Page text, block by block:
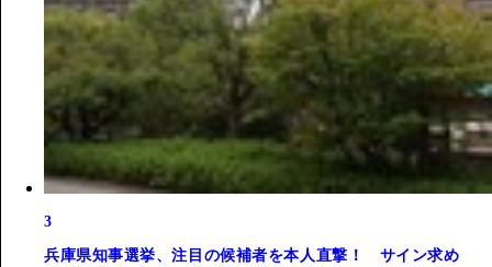
3
兵庫県知事選挙、注目の候補者を本人直撃！ サイン求め